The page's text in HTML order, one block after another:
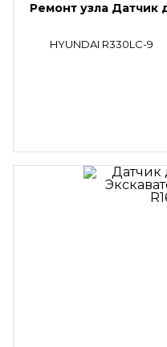
Ремонт узла Датчик
HYUNDAI R330LC-9